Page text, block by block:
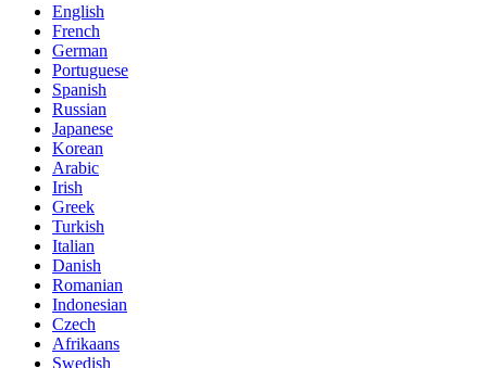
English
French
German
Portuguese
Spanish
Russian
Japanese
Korean
Arabic
Irish
Greek
Turkish
Italian
Danish
Romanian
Indonesian
Czech
Afrikaans
Swedish